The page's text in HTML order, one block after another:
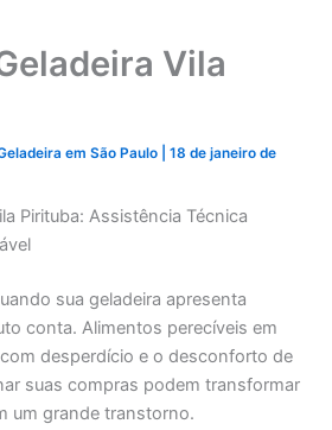
Vila
em São Paulo |18 de janeiro de
Pirituba: Assistência Técnica
sua geladeira apresenta
conta. Alimentos perecíveis em
desperdício e o desconforto de
suas compras podem transformar
um grande transtorno.